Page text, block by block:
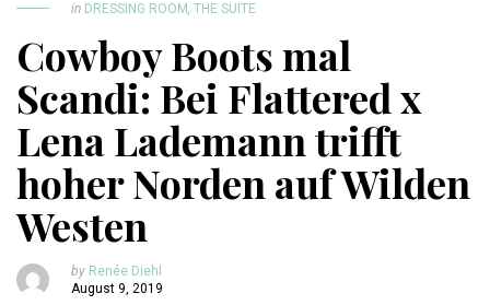
in DRESSING ROOM, THE SUITE
Cowboy Boots mal
Scandi: Bei Flattered x
Lena Lademann trifft
hoher Norden auf Wilden
Westen
by Renée Diehl
August 9, 2019